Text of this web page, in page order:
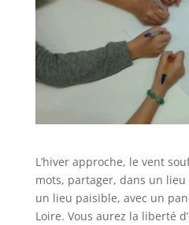
L’hiver approche, le vent
mots, partager, dans un
un lieu paisible, avec un
Loire. Vous aurez la liberté